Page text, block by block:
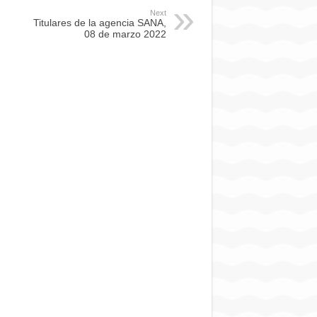
Next
Titulares de la agencia SANA,
08 de marzo 2022